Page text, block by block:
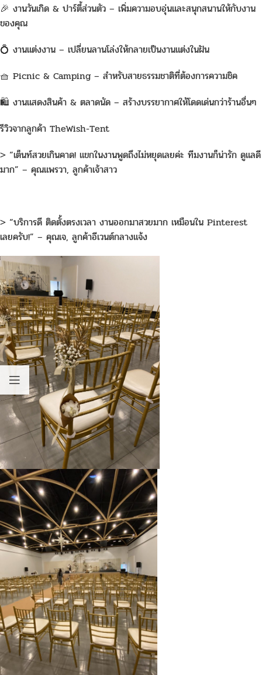
🎉 งานวันเกิด & ปาร์ตี้ส่วนตัว – เพิ่มความอบอุ่นและสนุกสนานให้กับงาน
ของคุณ
💍 งานแต่งงาน – เปลี่ยนลานโล่งให้กลายเป็นงานแต่งในฝัน
🧺 Picnic & Camping – สำหรับสายธรรมชาติที่ต้องการความชิค
🛍️ งานแสดงสินค้า & ตลาดนัด – สร้างบรรยากาศให้โดดเด่นกว่าร้านอื่นๆ
รีวิวจากลูกค้า TheWish-Tent
> “เต็นท์สวยเกินคาด! แขกในงานพูดถึงไม่หยุดเลยค่ะ ทีมงานก็น่ารัก ดูแลดี
มาก” – คุณแพรวา, ลูกค้าเจ้าสาว
> “บริการดี ติดตั้งตรงเวลา งานออกมาสวยมาก เหมือนใน Pinterest
เลยครับ!” – คุณเจ, ลูกค้าอีเวนต์กลางแจ้ง